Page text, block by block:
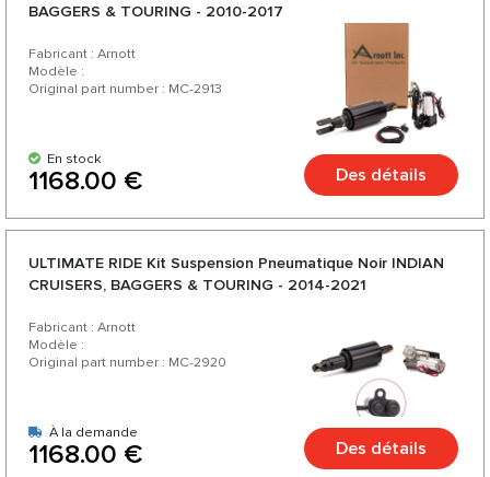
BAGGERS & TOURING - 2010-2017
Fabricant : Arnott
Modèle :
Original part number : MC-2913
En stock
1168.00 € Des détails
ULTIMATE RIDE Kit Suspension Pneumatique Noir INDIAN
CRUISERS, BAGGERS & TOURING - 2014-2021
Fabricant : Arnott
Modèle :
Original part number : MC-2920
À la demande
1168.00 € Des détails